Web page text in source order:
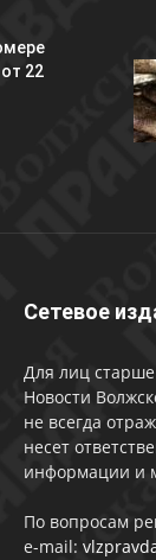
22
Сетевое
Для лиц старше
Новости
не всегда
несет
информации и
По вопросам
e-mail: